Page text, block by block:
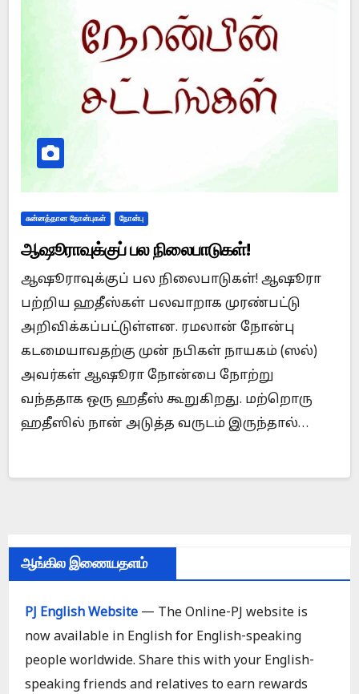
சுன்னத்தான நோன்புகள் நோன்பு
ஆஷூராவுக்குப் பல நிலைபாடுகள்!
ஆஷூராவுக்குப் பல நிலைபாடுகள்! ஆஷூரா
பற்றிய ஹதீஸ்கள் பலவாறாக முரண்பட்டு
அறிவிக்கப்பட்டுள்ளன. ரமலான் நோன்பு
கடமையாவதற்கு முன் நபிகள் நாயகம் (ஸல்)
அவர்கள் ஆஷூரா நோன்பை நோற்று
வந்ததாக ஒரு ஹதீஸ் கூறுகிறது. மற்றொரு
ஹதீஸில் நான் அடுத்த வருடம் இருந்தால்…
ஆங்கில இணையதளம்
PJ English Website — The Online-PJ website is
now available in English for English-speaking
people worldwide. Share this with your English-
speaking friends and relatives to earn rewards